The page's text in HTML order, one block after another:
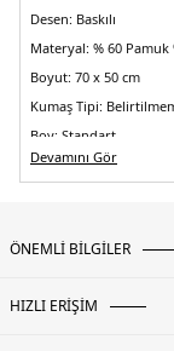
Desen: Baskılı
Materyal: % 60
Boyut: 70 x 50 cm
Kumaş Tipi:
Boy: Standart
Kalıp Bilgisi:Standart Fit
Detaylar:-Kapüşonlu-
Nefes alan ve çabuk
4DY2SP2612000004.36
Devamını Gör
ÖNEMLİ BİLGİLER
HIZLI ERİŞİM